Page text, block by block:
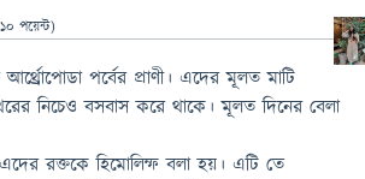
পয়েন্ট)
পর্বের প্রাণী। এদের মূলত মাটি
নিচেও বসবাস করে থাকে। মূলত দিনের বেলা
রক্তকে হিমোলিম্ফ বলা হয়। এটি তে